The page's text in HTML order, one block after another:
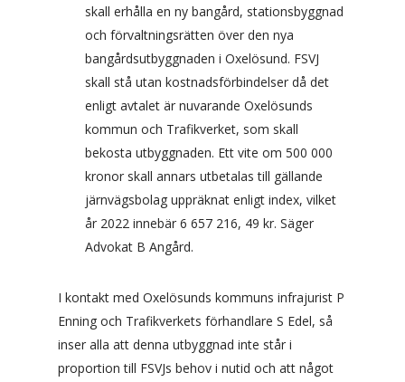
skall erhålla en ny bangård, stationsbyggnad
och förvaltningsrätten över den nya
bangårdsutbyggnaden i Oxelösund. FSVJ
skall stå utan kostnadsförbindelser då det
enligt avtalet är nuvarande Oxelösunds
kommun och Trafikverket, som skall
bekosta utbyggnaden. Ett vite om 500 000
kronor skall annars utbetalas till gällande
järnvägsbolag uppräknat enligt index, vilket
år 2022 innebär 6 657 216, 49 kr. Säger
Advokat B Angård.
I kontakt med Oxelösunds kommuns infrajurist P
Enning och Trafikverkets förhandlare S Edel, så
inser alla att denna utbyggnad inte står i
proportion till FSVJs behov i nutid och att något